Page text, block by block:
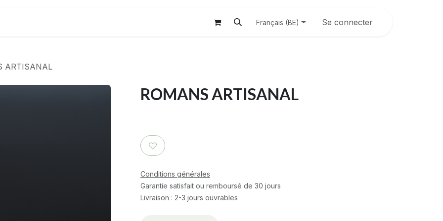
Français (BE) Se connecter
ARTISANAL
ROMANS ARTISANAL
Conditions générales
Garantie satisfait ou remboursé de 30 jours
Livraison : 2-3 jours ouvrables